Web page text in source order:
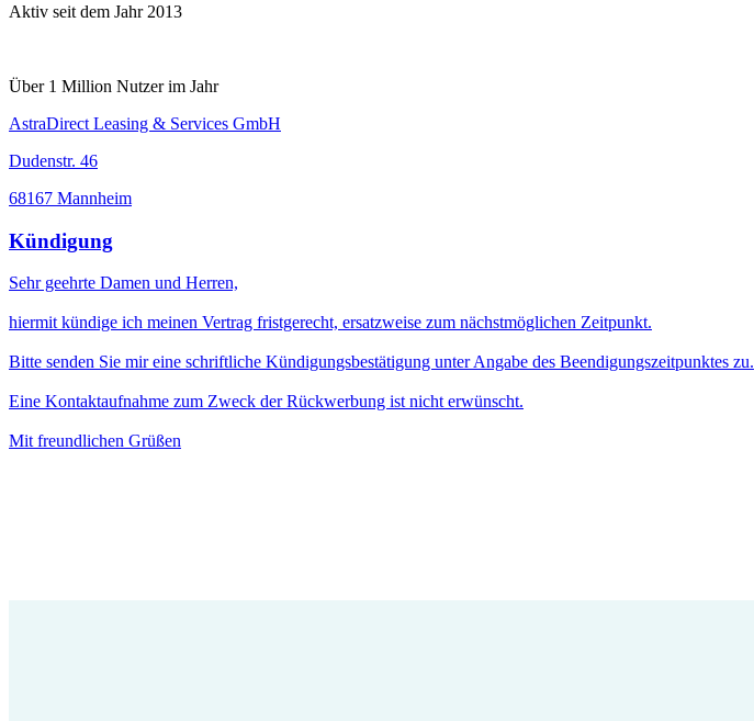
Aktiv seit dem Jahr 2013
Über 1 Million Nutzer im Jahr
AstraDirect Leasing & Services GmbH
Dudenstr. 46
68167 Mannheim
Kündigung
Sehr geehrte Damen und Herren,
hiermit kündige ich meinen Vertrag fristgerecht, ersatzweise zum nächstmöglichen Zeitpunkt.
Bitte senden Sie mir eine schriftliche Kündigungsbestätigung unter Angabe des Beendigungszeitpunktes zu.
Eine Kontaktaufnahme zum Zweck der Rückwerbung ist nicht erwünscht.
Mit freundlichen Grüßen